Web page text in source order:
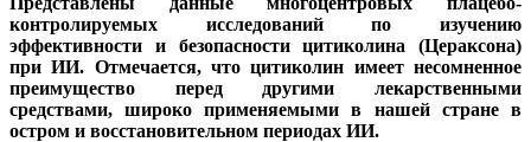
контролируемых исследований по изучению
эффективности и безопасности цитиколина (Цераксона)
при ИИ. Отмечается, что цитиколин имеет несомненное
преимущество перед другими лекарственными
средствами, широко применяемыми в нашей стране в
остром и восстановительном периодах ИИ.